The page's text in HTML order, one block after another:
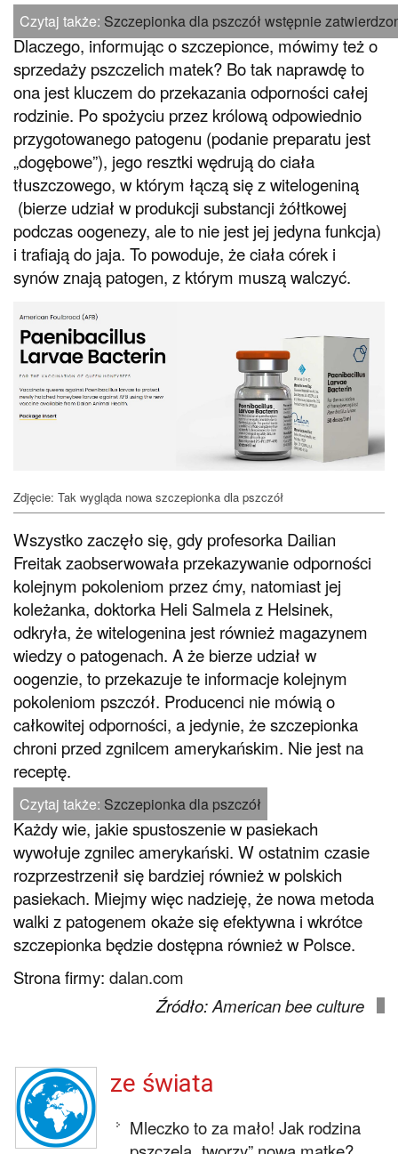
Czytaj także: Szczepionka dla pszczół wstępnie
Dlaczego, informując o szczepionce, mówimy też o
sprzedaży pszczelich matek? Bo tak naprawdę to
ona jest kluczem do przekazania odporności całej
rodzinie. Po spożyciu przez królową odpowiednio
przygotowanego patogenu (podanie preparatu jest
„dogębowe”), jego resztki wędrują do ciała
tłuszczowego, w którym łączą się z witelogeniną
(bierze udział w produkcji substancji żółtkowej
podczas oogenezy, ale to nie jest jej jedyna funkcja)
i trafiają do jaja. To powoduje, że ciała córek i
synów znają patogen, z którym muszą walczyć.
Zdjęcie: Tak wygląda nowa szczepionka dla pszczół
Wszystko zaczęło się, gdy profesorka Dailian
Freitak zaobserwowała przekazywanie odporności
kolejnym pokoleniom przez ćmy, natomiast jej
koleżanka, doktorka Heli Salmela z Helsinek,
odkryła, że witelogenina jest również magazynem
wiedzy o patogenach. A że bierze udział w
oogenzie, to przekazuje te informacje kolejnym
pokoleniom pszczół. Producenci nie mówią o
całkowitej odporności, a jedynie, że szczepionka
chroni przed zgnilcem amerykańskim. Nie jest na
receptę.
Czytaj także: Szczepionka dla pszczół
Każdy wie, jakie spustoszenie w pasiekach
wywołuje zgnilec amerykański. W ostatnim czasie
rozprzestrzenił się bardziej również w polskich
pasiekach. Miejmy więc nadzieję, że nowa metoda
walki z patogenem okaże się efektywna i wkrótce
szczepionka będzie dostępna również w Polsce.
Strona firmy: dalan.com
Źródło:American bee culture
ze świata
Mleczko to za mało! Jak rodzina